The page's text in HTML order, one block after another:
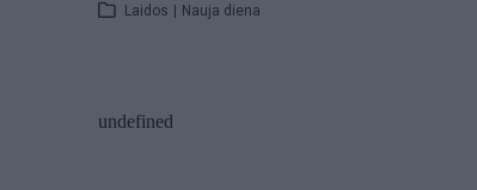
Laidos | Nauja diena